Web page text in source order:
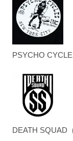
PSYCHO
DEATH SQUAD